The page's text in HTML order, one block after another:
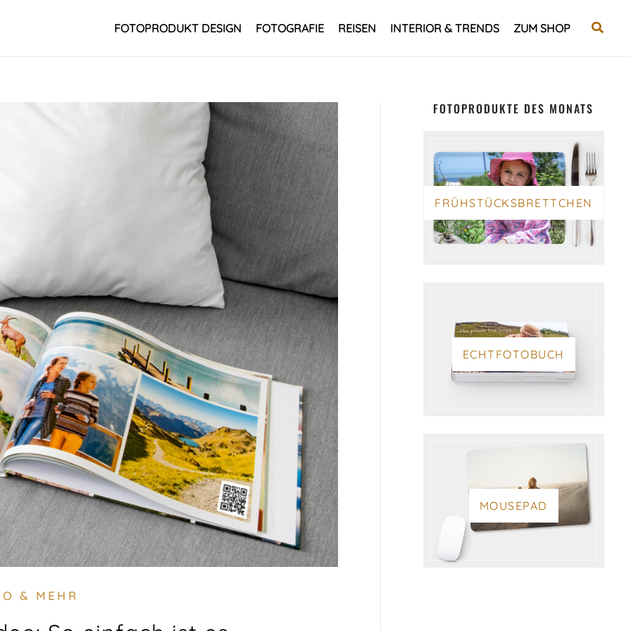
FOTOPRODUKT DESIGN FOTOGRAFIE REISEN INTERIOR & TRENDS ZUM SHOP
& MEHR
FOTOPRODUKTE DES MONATS
FRÜHSTÜCKSBRETTCHEN
ECHTFOTOBUCH
MOUSEPAD